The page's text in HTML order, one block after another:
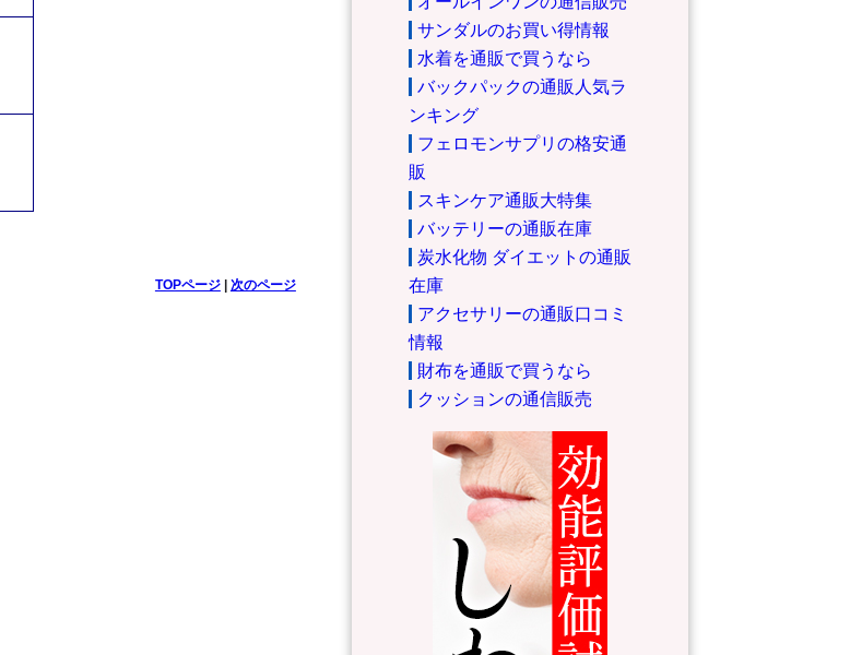
TOPページ| 次のページ
サンダルのお買い得情報
水着を通販で買うなら
バックパックの通販人気ラ
ンキング
フェロモンサプリの格安通
販
スキンケア通販大特集
バッテリーの通販在庫
炭水化物 ダイエットの通販
在庫
アクセサリーの通販口コミ
情報
財布を通販で買うなら
クッションの通信販売